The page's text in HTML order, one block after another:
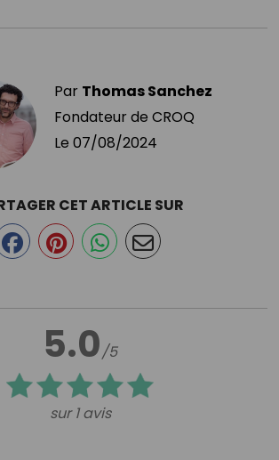
Par Thomas Sanchez
Fondateur de CROQ
Le 07/08/2024
5.0/5
sur 1 avis
CET ARTICLE SUR